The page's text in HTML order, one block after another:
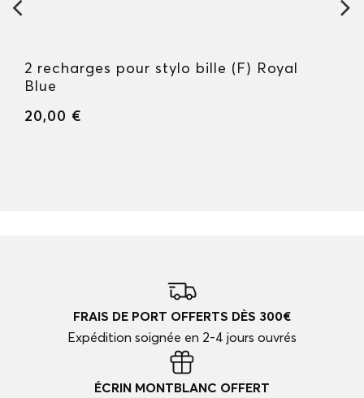
2 recharges pour stylo bille (F) Royal
Blue
20,00 €
FRAIS DE PORT OFFERTS DÈS 300€
Expédition soignée en 2-4 jours ouvrés
ÉCRIN MONTBLANC OFFERT